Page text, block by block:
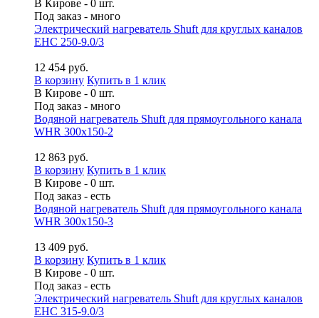
В Кирове - 0 шт.
Под заказ - много
Электрический нагреватель Shuft для круглых каналов
EHC 250-9.0/3
12 454 руб.
В корзину Купить в 1 клик
В Кирове - 0 шт.
Под заказ - много
Водяной нагреватель Shuft для прямоугольного канала
WHR 300x150-2
12 863 руб.
В корзину Купить в 1 клик
В Кирове - 0 шт.
Под заказ - есть
Водяной нагреватель Shuft для прямоугольного канала
WHR 300x150-3
13 409 руб.
В корзину Купить в 1 клик
В Кирове - 0 шт.
Под заказ - есть
Электрический нагреватель Shuft для круглых каналов
EHC 315-9.0/3